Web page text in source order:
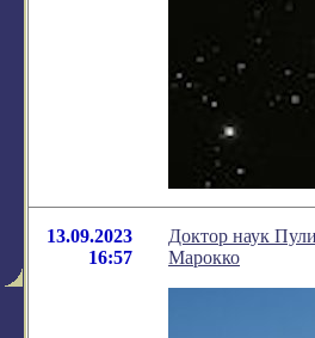
13.09.2023
16:57
Доктор наук
Марокко